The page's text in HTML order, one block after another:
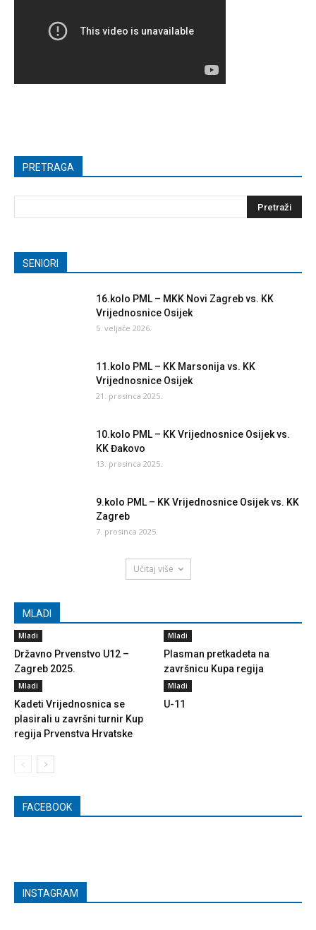
PRETRAGA
SENIORI
16.kolo PML – MKK Novi Zagreb vs. KK
Vrijednosnice Osijek
5. veljače 2026.
11.kolo PML – KK Marsonija vs. KK
Vrijednosnice Osijek
21. prosinca 2025.
10.kolo PML – KK Vrijednosnice Osijek vs.
KK Đakovo
13. prosinca 2025.
9.kolo PML – KK Vrijednosnice Osijek vs. KK
Zagreb
7. prosinca 2025.
Učitaj više
MLADI
Mladi
Državno Prvenstvo U12 –
Zagreb 2025.
Mladi
Plasman pretkadeta na
završnicu Kupa regija
Mladi
Kadeti Vrijednosnica se
plasirali u završni turnir Kup
regija Prvenstva Hrvatske
Mladi
U-11
FACEBOOK
INSTAGRAM